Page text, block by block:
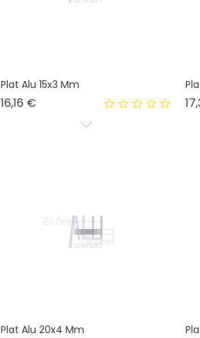
Plat Alu 15x3 Mm
16,16 €Prix
Plat Alu 20x4 Mm